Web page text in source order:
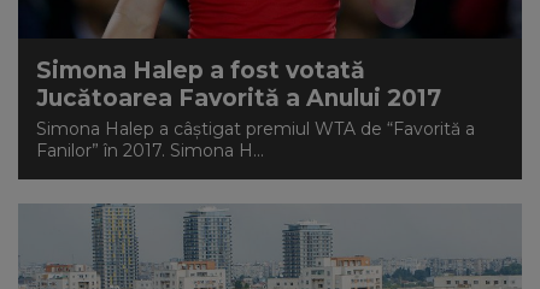
CONTUL MEU
Simona Halep a fost votată
Jucătoarea Favorită a Anului 2017
Simona Halep a câștigat premiul WTA de “Favorită a
Fanilor” în 2017. Simona H...